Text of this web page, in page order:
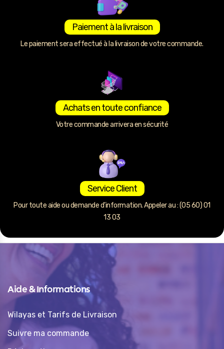
Paiement à la livraison
Le paiement sera effectué à la livraison de votre commande.
Achats en toute confiance
Votre commande arrivera en sécurité
Service Client
Pour toute aide ou demande d’information. Appeler au : (05 60) 01
13 03
Aide & Informations
Wilayas et Tarifs de Livraison
Suivre ma commande